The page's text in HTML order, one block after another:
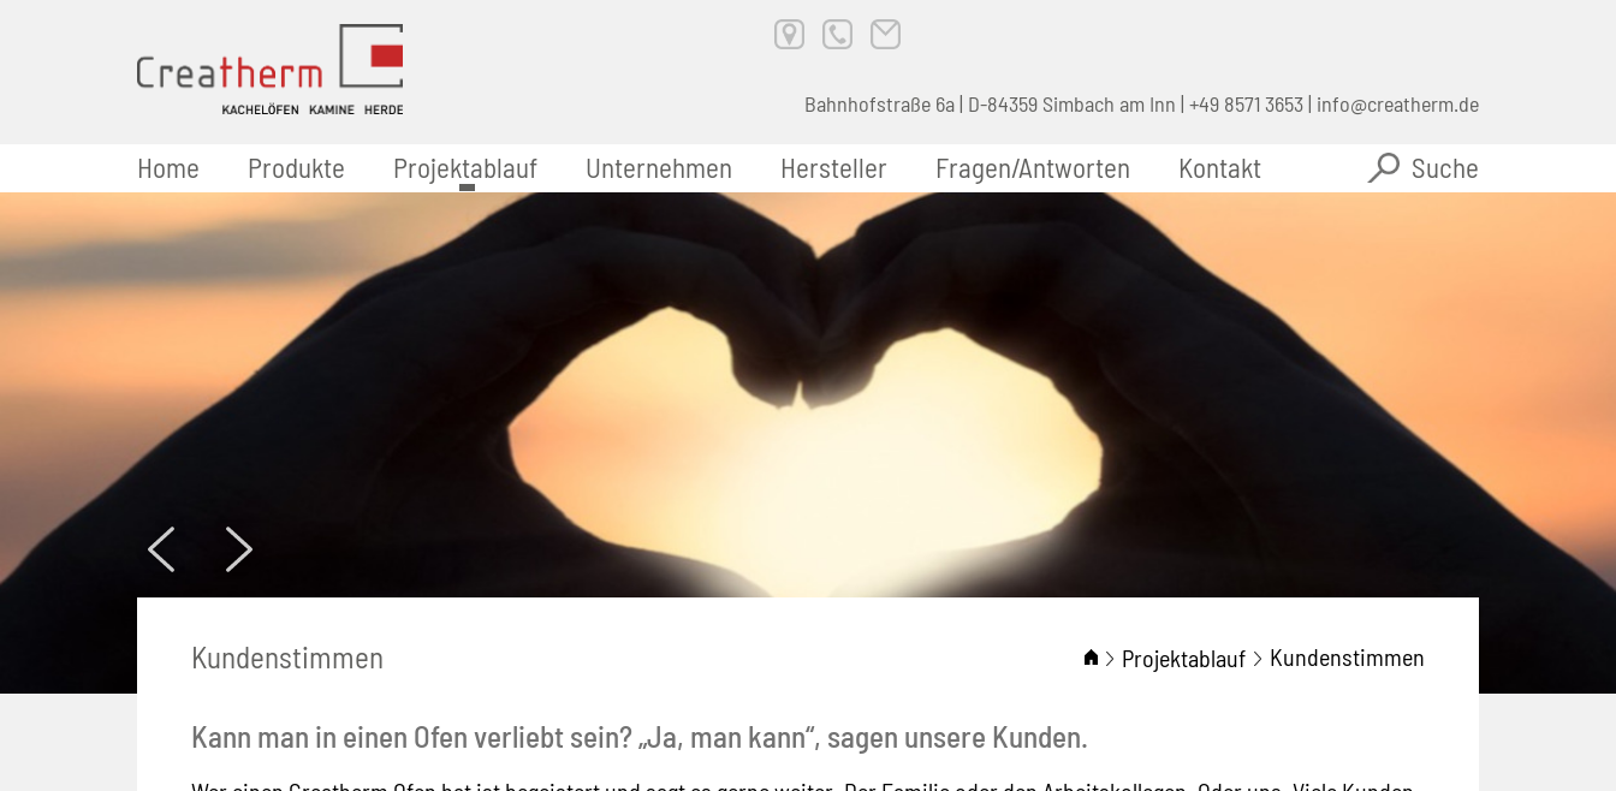
Bahnhofstraße 6a | D-84359 Simbach am Inn | +49 8571 3653| info@creatherm.de
Home Produkte Projektablauf Unternehmen Hersteller Fragen/Antworten Kontakt Suche
Kundenstimmen Projektablauf Kundenstimmen
Kann man in einen Ofen verliebt sein? „Ja, man kann“, sagen unsere Kunden.